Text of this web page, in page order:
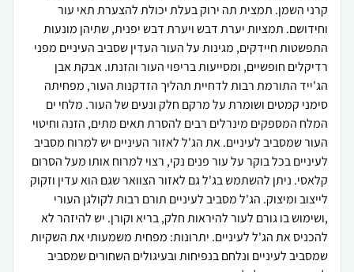
קרני השמן. תמצית תה ירוק בעלת יכולת להצערת תאי עור
וחידושם. תמציות יערת דבש ויערת דבש יפנית, שתיהן מונעות
התפשטות חיידקים, מגינות על העור העדין שסביב העיניים מפני
רדיקלים חופשיים, ומסייעות בריפוי העור והזנתו. אבקת אבן
הג'ייד התורמת רבות לדחיית תהליך הזדקנות העור, מפחיתה
סימני קמטים ושומרת על מרקם חלק ונעים של העור. מלחי ים
המלח המספקים מינרלים רבים להסרת תאים מתים, הזנה וחיטוי
העור שמסביב לעיניים. את הג'ל לאזור העיניים יש למרוח מסביב
לעיניים בכל בוקר על עור פנים נקי, רצוי למרוח אותו מעל הסרום
קלאסי. ניתן להשתמש בג'ל גם לאזור הצוואר שגם הוא עדין וזקוק
לייצוב ומיצוק. הג'ל מסביב לעיניים תורם רבות לקולגן העורי
,ושימוש בו גורם לעור להיראות חלק, בריא וקורן. יש להיזהר לא
להכניס את הג'ל לעיניים. יתרונות: מפחית משמעותי את השקיות
שמסביב לעיניים ונלחם בנפיחות ובעיגולים השחורים שמסביב